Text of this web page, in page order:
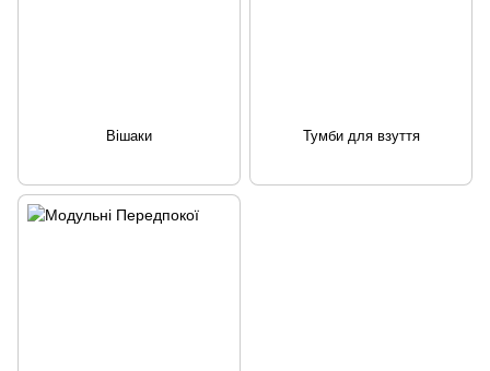
Вішаки Тумби для взуття